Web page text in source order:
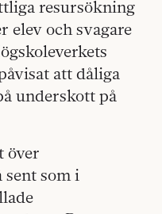
resursökning
elev och svagare
att dåliga
underskott på
över
sent som i